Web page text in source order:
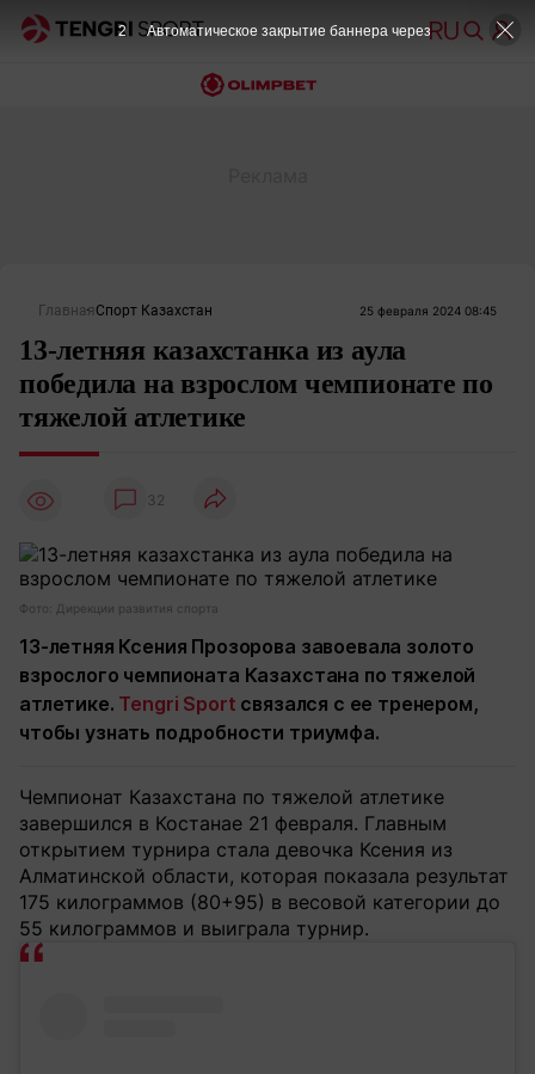
Главная Спорт Казахстан 25 февраля 2024 08:45
13-летняя казахстанка из аула
победила на взрослом чемпионате по
тяжелой атлетике
32
Фото: Дирекции развития спорта
13-летняя Ксения Прозорова завоевала золото
взрослого чемпионата Казахстана по тяжелой
атлетике. Tengri Sport связался с ее тренером,
чтобы узнать подробности триумфа.
Чемпионат Казахстана по тяжелой атлетике
завершился в Костанае 21 февраля. Главным
открытием турнира стала девочка Ксения из
Алматинской области, которая показала результат
175 килограммов (80+95) в весовой категории до
55 килограммов и выиграла турнир.
2 Автоматическое закрытие баннера через